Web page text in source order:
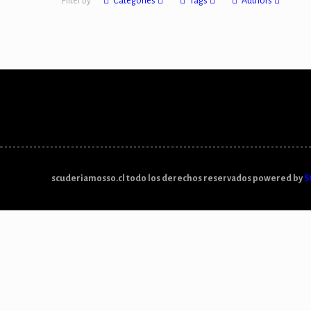
scuderiamosso.cl todo los derechos reservados powered by